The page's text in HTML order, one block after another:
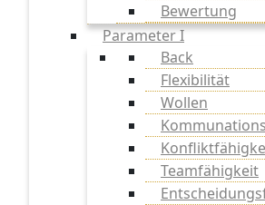
Bewertung
Parameter I
Back
Flexibilität
Wollen
Teamfähigkeit